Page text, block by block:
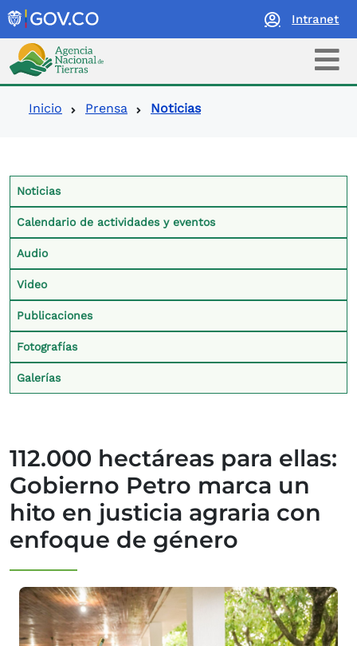
Intranet
Logo Agencia Nacional de Tierras
Ruta de navegación
Inicio Prensa Noticias
Contexto Prensa
Noticias
Calendario de actividades y eventos
Audio
Video
Publicaciones
Fotografías
Galerías
112.000 hectáreas para ellas:
Gobierno Petro marca un
hito en justicia agraria con
enfoque de género
Imagen